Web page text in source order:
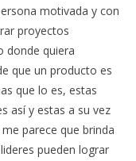
motivada y con
proyectos
donde quiera
que un producto es
que lo es, estas
así y estas a su vez
parece que brinda
pueden lograr